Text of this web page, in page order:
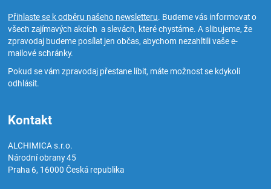
Přihlaste se k odběru našeho newsletteru. Budeme vás informovat o
všech zajímavých akcích a slevách, které chystáme. A slibujeme, že
zpravodaj budeme posílat jen občas, abychom nezahltili vaše e-
mailové schránky.
Pokud se vám zpravodaj přestane líbit, máte možnost se kdykoli
odhlásit.
Kontakt
ALCHIMICA s.r.o.
Národní obrany 45
Praha 6, 16000Česká republika